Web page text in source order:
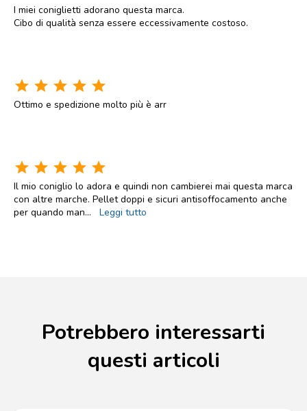
I miei coniglietti adorano questa marca.
Cibo di qualità senza essere eccessivamente costoso.
star star star star star
Ottimo e spedizione molto più è arr
star star star star star
Il mio coniglio lo adora e quindi non cambierei mai questa marca
con altre marche. Pellet doppi e sicuri antisoffocamento anche
per quando man... Leggi tutto
Potrebbero interessarti
questi articoli